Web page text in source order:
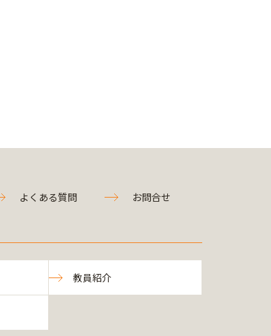
よくある質問 お問合せ
教員紹介